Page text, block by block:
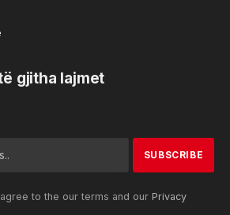
gjitha lajmet
to the our terms and our Privacy